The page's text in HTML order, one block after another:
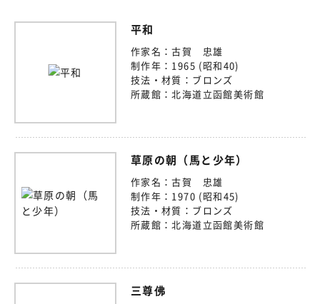
平和
作家名：古賀 忠雄
制作年： 1965 (昭和40)
技法・材質： ブロンズ
所蔵館：北海道立函館美術館
草原の朝（馬と少年）
作家名：古賀 忠雄
制作年： 1970 (昭和45)
技法・材質： ブロンズ
所蔵館： 北海道立函館美術館
三尊佛